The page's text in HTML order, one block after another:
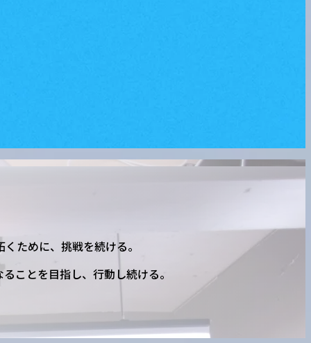
ために、挑戦を続ける。
ことを目指し、行動し続ける。